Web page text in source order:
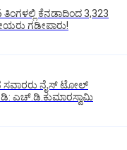
ತಿಂಗಳಲ್ಲಿ ಕೆನಡಾದಿಂದ 3,323
ಗಡೀಪಾರು!
ಸವಾರರು ನೈಸ್‌ ಟೋಲ್‌
ಎಚ್‌.ಡಿ.ಕುಮಾರಸ್ವಾಮಿ